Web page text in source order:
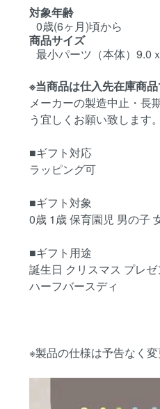
対象年齢
0歳(6ヶ月)頃から
商品サイズ
最小パーツ（本体）9.0
※当商品は仕入先在庫商品
メーカーの製造中止・長
う宜しくお願い致します。
■ギフト対応
ラッピング可
■ギフト対象
0歳 1歳 保育園児 男の子
■ギフト用途
誕生日 クリスマス プレ
ハーフバースディ
※製品の仕様は予告なく変